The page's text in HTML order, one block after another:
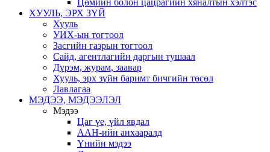
Цөмийн болон цацрагийн хяналтын хэлтэс
ХУУЛЬ, ЭРХ ЗҮЙ
Хууль
УИХ-ын тогтоол
Засгийн газрын тогтоол
Сайд, агентлагийн даргын тушаал
Дүрэм, журам, заавар
Хууль, эрх зүйн баримт бичгийн төсөл
Лавлагаа
МЭДЭЭ, МЭДЭЭЛЭЛ
Мэдээ
Цаг үе, үйл явдал
ААН-ийн анхааралд
Үнийн мэдээ